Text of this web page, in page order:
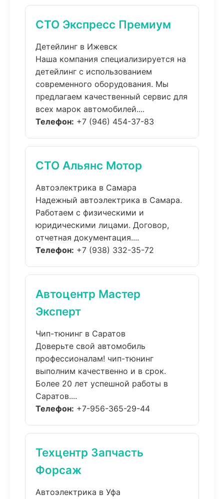
СТО Экспресс Премиум
Детейлинг в Ижевск
Наша компания специализируется на
детейлинг с использованием
современного оборудования. Мы
предлагаем качественный сервис для
всех марок автомобилей....
Телефон: +7 (946) 454-37-83
СТО Альянс Мотор
Автоэлектрика в Самара
Надежный автоэлектрика в Самара.
Работаем с физическими и
юридическими лицами. Договор,
отчетная документация....
Телефон: +7 (938) 332-35-72
Автоцентр Мастер
Эксперт
Чип-тюнинг в Саратов
Доверьте свой автомобиль
профессионалам! чип-тюнинг
выполним качественно и в срок.
Более 20 лет успешной работы в
Саратов....
Телефон: +7-956-365-29-44
Техцентр Запчасть
Форсаж
Автоэлектрика в Уфа